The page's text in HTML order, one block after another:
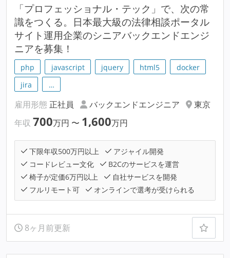
「プロフェッショナル・テック」で、次の常
識をつくる。日本最大級の法律相談ポータル
サイト運用企業のシニアバックエンドエンジ
ニアを募集！
php javascript jquery html5
docker
jira
…
雇用形態 正社員 バックエンドエンジニア
東京
年収 700万円 〜 1,600万円
下限年収500万円以上
アジャイル開発
コードレビュー文化
B2Cのサービスを運営
椅子が定価6万円以上
自社サービスを開発
フルリモート可
オンラインで選考が受けられる
8ヶ月前更新